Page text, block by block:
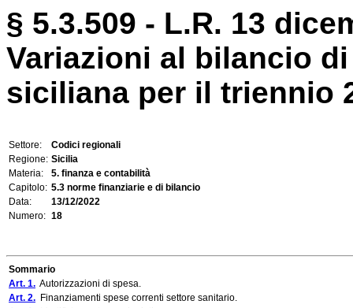
§ 5.3.509 - L.R. 13
Variazioni al bilancio
siciliana per il triennio
Settore:
Codici regionali
Regione: Sicilia
Materia:
5. finanza e contabilità
Capitolo: 5.3 norme finanziarie e di bilancio
Data:
13/12/2022
Numero: 18
Sommario
Art. 1. Autorizzazioni di spesa.
Art. 2. Finanziamenti spese correnti settore sanitario.